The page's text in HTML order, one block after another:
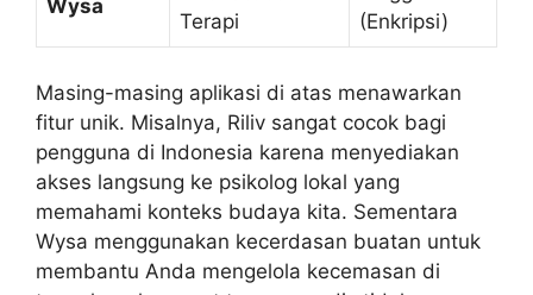
Wysa
Terapi
(Enkripsi)
Masing-masing aplikasi di atas menawarkan
fitur unik. Misalnya, Riliv sangat cocok bagi
pengguna di Indonesia karena menyediakan
akses langsung ke psikolog lokal yang
memahami konteks budaya kita. Sementara
Wysa menggunakan kecerdasan buatan untuk
membantu Anda mengelola kecemasan di